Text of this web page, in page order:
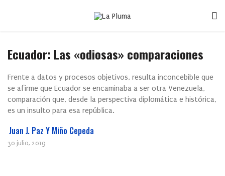
Ecuador: Las «odiosas» comparaciones
Frente a datos y procesos objetivos, resulta inconcebible que
se afirme que Ecuador se encaminaba a ser otra Venezuela,
comparación que, desde la perspectiva diplomática e histórica,
es un insulto para esa república.
Juan J. Paz Y Miño Cepeda
30 julio, 2019